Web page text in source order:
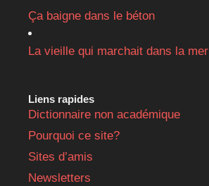
Ça baigne dans le béton
La vieille qui marchait dans la mer
Liens rapides
Dictionnaire non académique
Pourquoi ce site?
Sites d’amis
Newsletters